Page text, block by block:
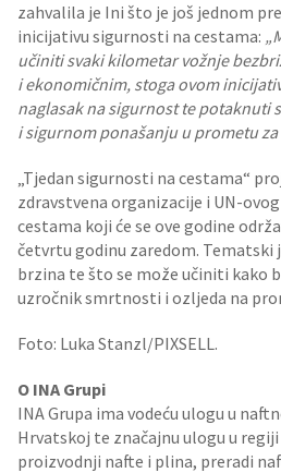
zahvalila je Ini što je još jednom
inicijativu sigurnosti na cestama:
učiniti svaki kilometar vožnje
i ekonomičnim, stoga ovom
naglasak na sigurnost te potaknuti
i sigurnom ponašanju u prometu
„Tjedan sigurnosti na cestama“
zdravstvena organizacije i UN-
cestama koji će se ove godine
četvrtu godinu zaredom. Tematski
brzina te što se može učiniti kako
uzročnik smrtnosti i ozljeda na
Foto: Luka Stanzl/PIXSELL.
O INA Grupi
INA Grupa ima vodeću ulogu u
Hrvatskoj te značajnu ulogu u
proizvodnji nafte i plina, preradi